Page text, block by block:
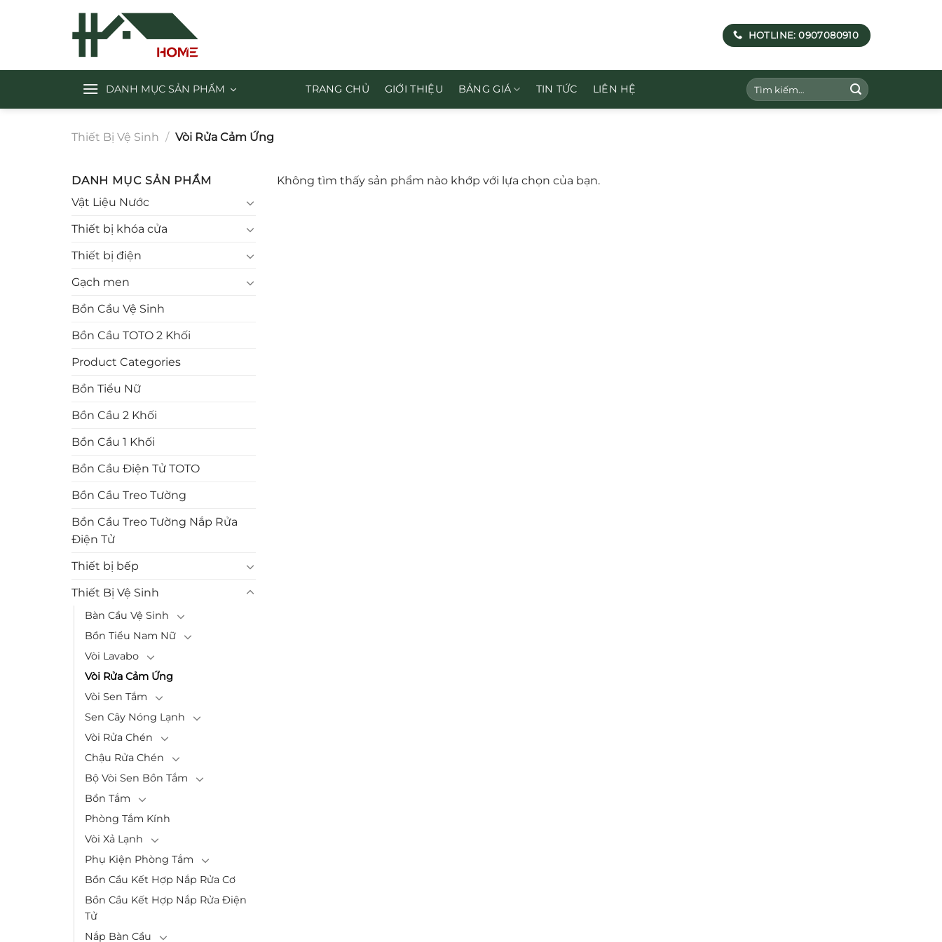
HOTLINE: 0907080910
DANH MỤC SẢN PHẨM TRANG CHỦ GIỚI THIỆU BẢNG GIÁ TIN TỨC LIÊN HỆ
Tìm
kiếm:
Thiết Bị Vệ Sinh / Vòi Rửa Cảm Ứng
DANH MỤC SẢN PHẨM
Vật Liệu Nước
Thiết bị khóa cửa
Thiết bị điện
Gạch men
Bồn Cầu Vệ Sinh
Bồn Cầu TOTO 2 Khối
Product Categories
Bồn Tiểu Nữ
Bồn Cầu 2 Khối
Bồn Cầu 1 Khối
Bồn Cầu Điện Tử TOTO
Bồn Cầu Treo Tường
Bồn Cầu Treo Tường Nắp Rửa
Điện Tử
Thiết bị bếp
Thiết Bị Vệ Sinh
Bàn Cầu Vệ Sinh
Bồn Tiểu Nam Nữ
Vòi Lavabo
Vòi Rửa Cảm Ứng
Vòi Sen Tắm
Sen Cây Nóng Lạnh
Vòi Rửa Chén
Chậu Rửa Chén
Bộ Vòi Sen Bồn Tắm
Bồn Tắm
Phòng Tắm Kính
Vòi Xả Lạnh
Phụ Kiện Phòng Tắm
Bồn Cầu Kết Hợp Nắp Rửa Cơ
Bồn Cầu Kết Hợp Nắp Rửa Điện
Tử
Nắp Bàn Cầu
Không tìm thấy sản phẩm nào khớp với lựa chọn của bạn.